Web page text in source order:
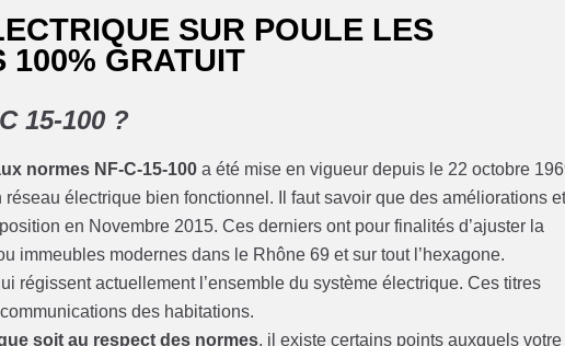
SUR POULE LES
100% GRATUIT
15-100 ?
normes NF-C-15-100 a été mise en vigueur depuis le 22 octobre
réseau électrique bien fonctionnel. Il faut savoir que des améliorations
en Novembre 2015. Ces derniers ont pour finalités d’ajuster la
immeubles modernes dans le Rhône 69 et sur tout l’hexagone.
régissent actuellement l’ensemble du système électrique. Ces titres
des habitations.
soit au respect des normes, il existe certains points auxquels votre